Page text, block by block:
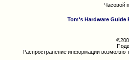
Часовой
Tom's Hardware Guide
Распространение информации возможно